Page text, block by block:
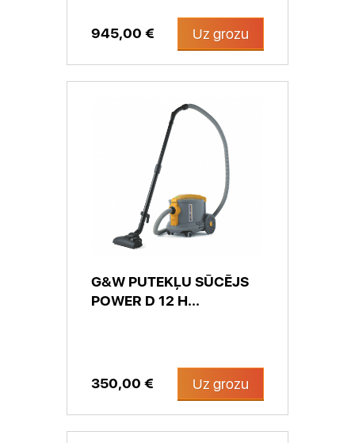
945,00 € Uz grozu
G&W PUTEKĻU SŪCĒJS
POWER D 12 H...
350,00 € Uz grozu